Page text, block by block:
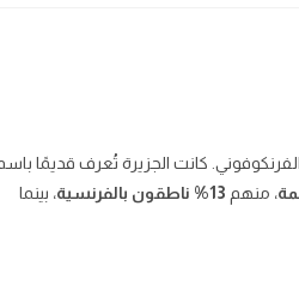
الفرنكوفوني. كانت الجزيرة تُعرف قديمًا
، منهم 13% ناطقون بالفرنسية
، بينما